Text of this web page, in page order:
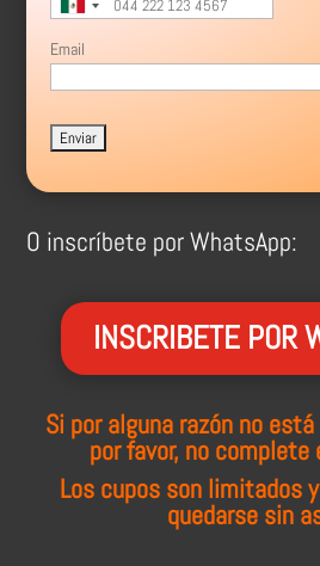
Email
O inscríbete por WhatsApp:
INSCRIBETE POR
Si por alguna razón no
por favor, no complete
Los cupos son limitados
quedarse sin